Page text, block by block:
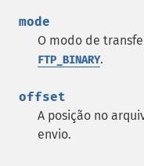
mode
O modo de
FTP_BINARY.
offset
A posição no
envio.